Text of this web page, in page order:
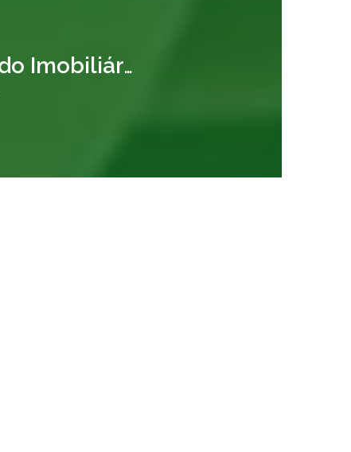
Gestão da Carteira de Clientes no Mercado Imobiliário